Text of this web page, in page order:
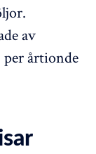
av
per årtionde